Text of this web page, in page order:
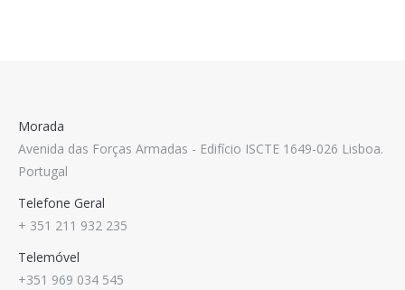
Morada
Avenida das Forças Armadas - Edifício ISCTE 1649-026 Lisboa.
Portugal
Telefone Geral
+ 351 211 932 235
Telemóvel
+351 969 034 545